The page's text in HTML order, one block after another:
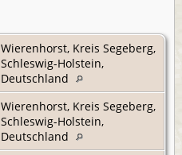
Wierenhorst, Kreis Segeberg,
Schleswig-Holstein,
Deutschland
Wierenhorst, Kreis Segeberg,
Schleswig-Holstein,
Deutschland